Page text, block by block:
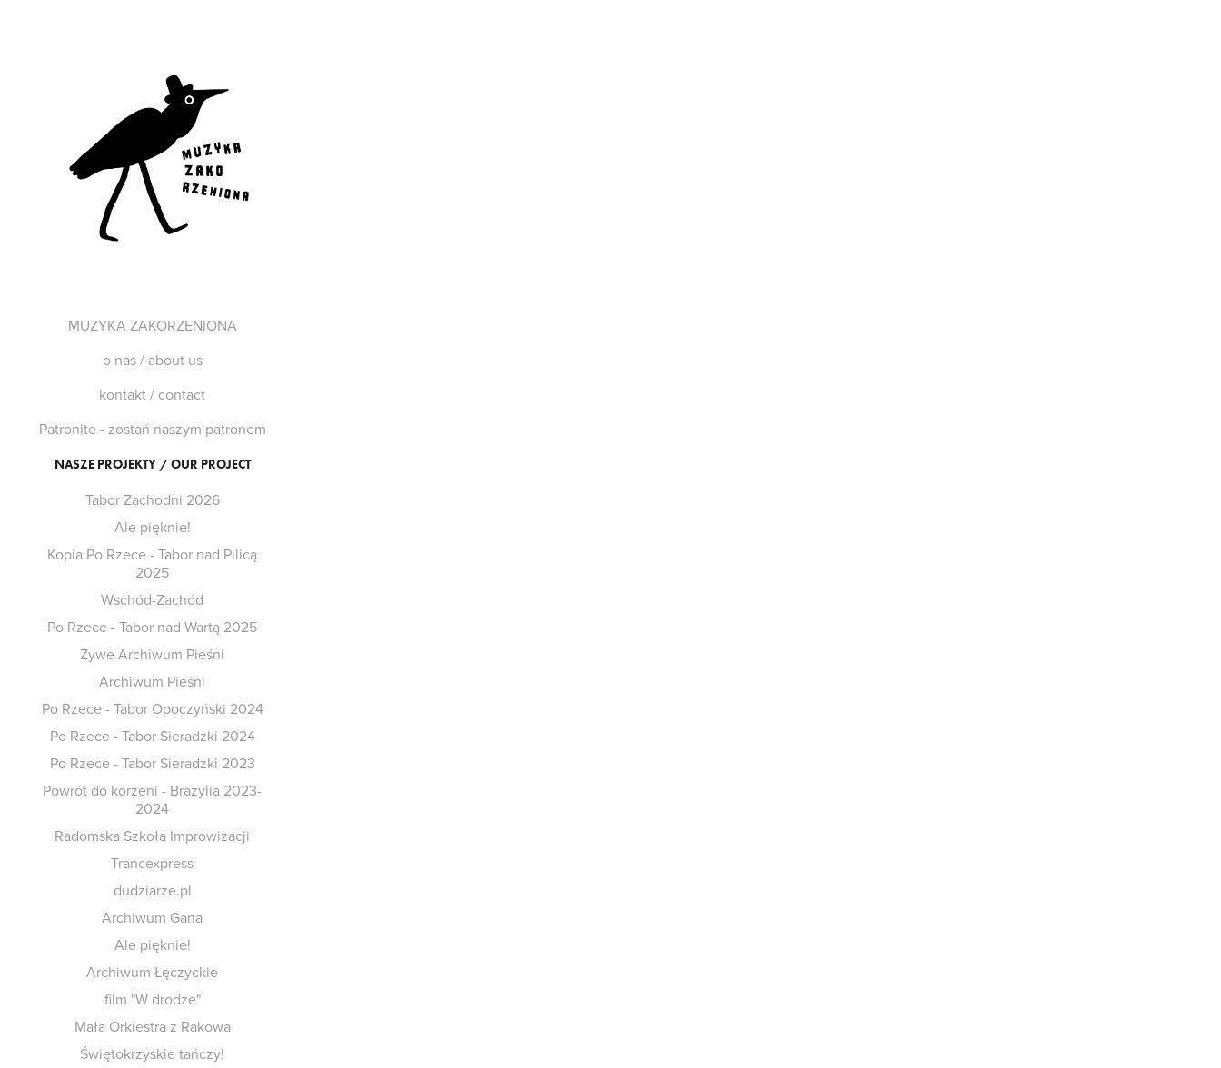
MUZYKA ZAKORZENIONA
o nas / about us
kontakt / contact
Patronite - zostań naszym patronem
NASZE PROJEKTY / OUR PROJECT
Tabor Zachodni 2026
Ale pięknie!
Kopia Po Rzece - Tabor nad Pilicą
2025
Wschód-Zachód
Po Rzece - Tabor nad Wartą 2025
Żywe Archiwum Pieśni
Archiwum Pieśni
Po Rzece - Tabor Opoczyński 2024
Po Rzece - Tabor Sieradzki 2024
Po Rzece - Tabor Sieradzki 2023
Powrót do korzeni - Brazylia 2023-
2024
Radomska Szkoła Improwizacji
Trancexpress
dudziarze.pl
Archiwum Gana
Ale pięknie!
Archiwum Łęczyckie
film "W drodze"
Mała Orkiestra z Rakowa
Świętokrzyskie tańczy!